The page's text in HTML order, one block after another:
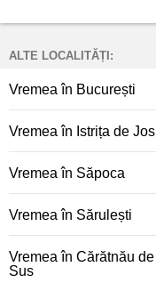
ALTE LOCALITĂȚI:
Vremea în București
Vremea în Istrița de Jos
Vremea în Săpoca
Vremea în Sărulești
Vremea în Cărătnău de
Sus